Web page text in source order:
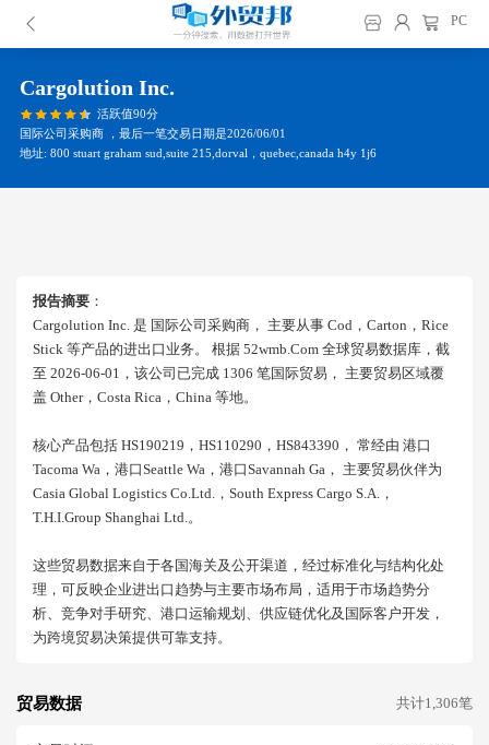
PC
Cargolution Inc.
活跃值90分
国际公司采购商 ，最后一笔交易日期是2026/06/01
地址: 800 stuart graham sud,suite 215,dorval，quebec,canada h4y 1j6
报告摘要 ：
Cargolution Inc. 是 国际公司采购商， 主要从事 Cod，carton，rice
Stick 等产品的进出口业务。 根据 52wmb.com 全球贸易数据库，截
至 2026-06-01，该公司已完成 1306 笔国际贸易， 主要贸易区域覆
盖 Other，costa Rica，china 等地。
核心产品包括 HS190219，HS110290，HS843390， 常经由 港口
Tacoma Wa，港口seattle Wa，港口savannah Ga， 主要贸易伙伴为
Casia Global Logistics Co.ltd.，south Express Cargo S.a.，
T.h.i.group Shanghai Ltd.。
这些贸易数据来自于各国海关及公开渠道，经过标准化与结构化处
理，可反映企业进出口趋势与主要市场布局，适用于市场趋势分
析、竞争对手研究、港口运输规划、供应链优化及国际客户开发，
为跨境贸易决策提供可靠支持。
贸易数据 共计1,306笔